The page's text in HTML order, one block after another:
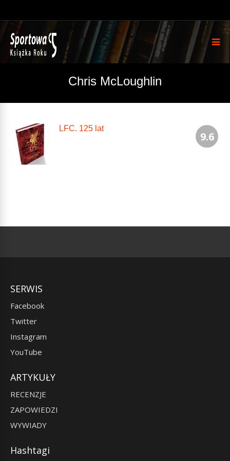
Chris McLoughlin
9.6
LFC. 125 lat
SERWIS
Facebook
Twitter
Instagram
YouTube
ARTYKUŁY
RECENZJE
ZAPOWIEDZI
WYWIADY
Hashtagi